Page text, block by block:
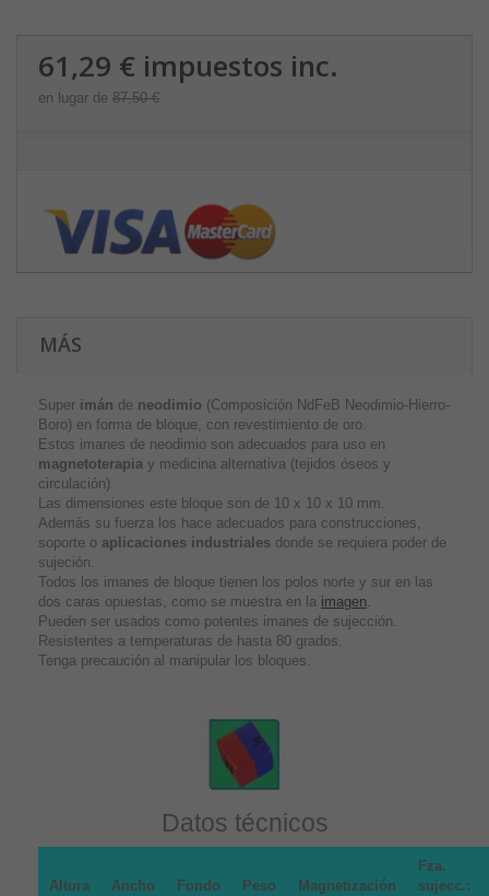
61,29 € impuestos inc.
en lugar de 87,50 €
MÁS
Super imán de neodimio (Composición NdFeB Neodimio-Hierro-
Boro) en forma de bloque, con revestimiento de oro.
Estos imanes de neodimio son adecuados para uso en
magnetoterapia y medicina alternativa (tejidos óseos y
circulación).
Las dimensiones este bloque son de 10 x 10 x 10 mm.
Además su fuerza los hace adecuados para construcciones,
soporte o aplicaciones industriales donde se requiera poder de
sujeción.
Todos los imanes de bloque tienen los polos norte y sur en las
dos caras opuestas, como se muestra en la imagen.
Pueden ser usados como potentes imanes de sujección.
Resistentes a temperaturas de hasta 80 grados.
Tenga precaución al manipular los bloques.
Datos técnicos
Altura Ancho Fondo Peso Magnetización
Fza.
sujecc.: